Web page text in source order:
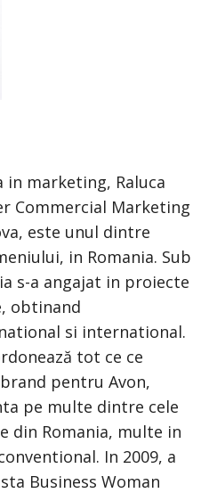
in marketing, Raluca
Commercial Marketing
este unul dintre
in Romania. Sub
s-a angajat in proiecte
obtinand
si international.
tot ce ce
pentru Avon,
pe multe dintre cele
din Romania, multe in
In 2009, a
Business Woman